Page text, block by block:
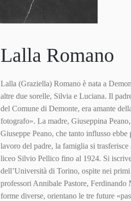
Lalla Romano
Lalla (Graziella) Romano è nata a
altre due sorelle, Silvia e Luciana. Il
del Comune di Demonte, era amante
fotografo». La madre, Giuseppina
Giuseppe Peano, che tanto influsso
lavoro del padre, la famiglia si
liceo Silvio Pellico fino al 1924. Si
dell’Università di Torino, ospite nei
professori Annibale Pastore,
forme diverse, orientano le tre future